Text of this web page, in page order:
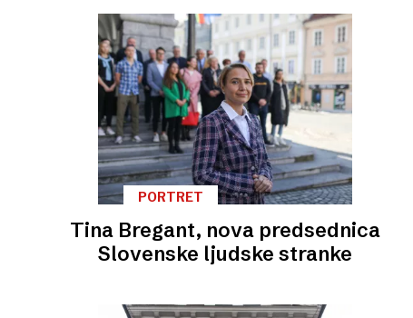
PORTRET
Tina Bregant, nova predsednica
Slovenske ljudske stranke